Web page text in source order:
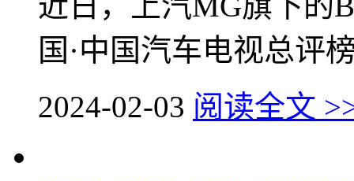
国·中国汽车电视总评
2024-02-03 阅读全文